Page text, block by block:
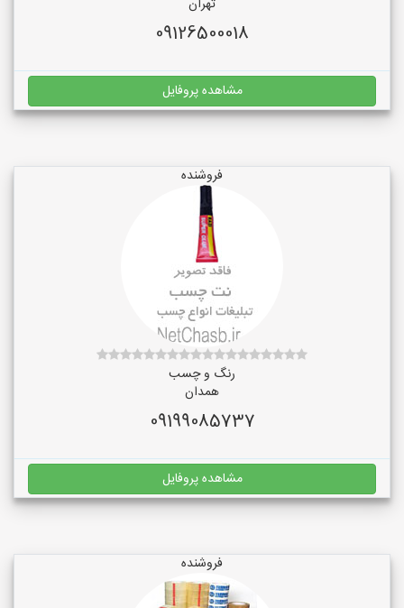
تهران
09126500018
مشاهده پروفایل
فروشنده
رنگ و چسب
همدان
09199085737
مشاهده پروفایل
فروشنده